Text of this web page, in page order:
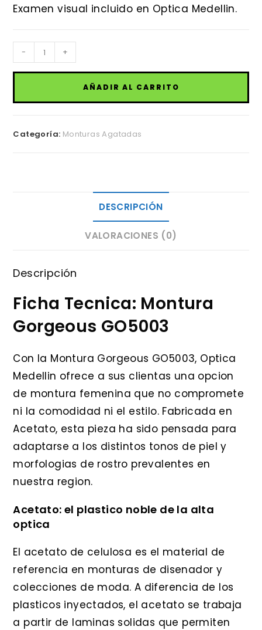
Examen visual incluido en Optica Medellin.
Montura
Gorgeous
- +
AÑADIR AL CARRITO
Categoría: Monturas Agatadas
DESCRIPCIÓN
VALORACIONES (0)
Descripción
Ficha Tecnica: Montura
Gorgeous GO5003
Con la Montura Gorgeous GO5003, Optica
Medellin ofrece a sus clientas una opcion
de montura femenina que no compromete
ni la comodidad ni el estilo. Fabricada en
Acetato, esta pieza ha sido pensada para
adaptarse a los distintos tonos de piel y
morfologias de rostro prevalentes en
nuestra region.
Acetato: el plastico noble de la alta
optica
El acetato de celulosa es el material de
referencia en monturas de disenador y
colecciones de moda. A diferencia de los
plasticos inyectados, el acetato se trabaja
a partir de laminas solidas que permiten